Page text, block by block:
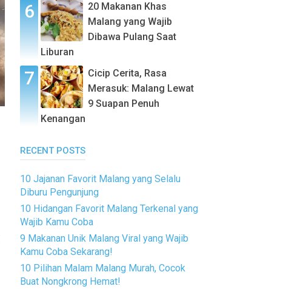
20 Makanan Khas
Malang yang Wajib
Dibawa Pulang Saat
Liburan
Cicip Cerita, Rasa
Merasuk: Malang Lewat
9 Suapan Penuh
Kenangan
RECENT POSTS
10 Jajanan Favorit Malang yang Selalu
Diburu Pengunjung
10 Hidangan Favorit Malang Terkenal yang
Wajib Kamu Coba
9 Makanan Unik Malang Viral yang Wajib
Kamu Coba Sekarang!
10 Pilihan Malam Malang Murah, Cocok
Buat Nongkrong Hemat!